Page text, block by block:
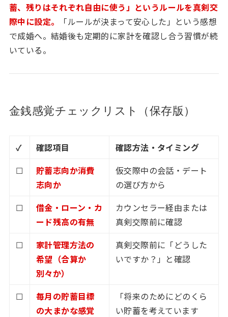
蓄、残りはそれぞれ自由に使う」というルールを真剣交
際中に設定。
「ルールが決まって安心した」という感想
で成婚へ。結婚後も定期的に家計を確認し合う習慣が続
いている。
金銭感覚チェックリスト（保存版）
✓ 確認項目
確認方法・タイミング
☐
貯蓄志向か消費
志向か
仮交際中の会話・デート
の選び方から
☐
借金・ローン・カ
ード残高の有無
カウンセラー経由または
真剣交際前に確認
☐
家計管理方法の
希望（合算か
別々か）
真剣交際前に「どうした
いですか？」と確認
☐
毎月の貯蓄目標
の大まかな感覚
「将来のためにどのくら
い貯蓄を考えています